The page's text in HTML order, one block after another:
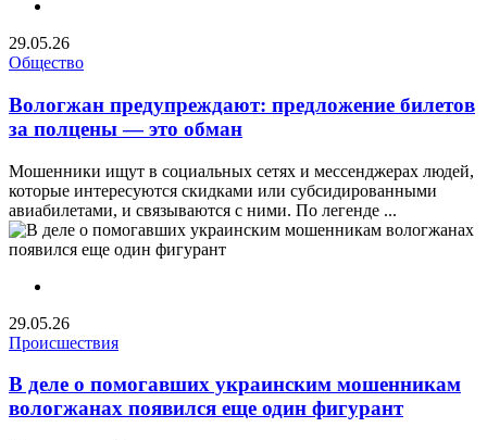
29.05.26
Общество
Вологжан предупреждают: предложение билетов
за полцены — это обман
Мошенники ищут в социальных сетях и мессенджерах людей,
которые интересуются скидками или субсидированными
авиабилетами, и связываются с ними. По легенде ...
29.05.26
Происшествия
В деле о помогавших украинским мошенникам
вологжанах появился еще один фигурант